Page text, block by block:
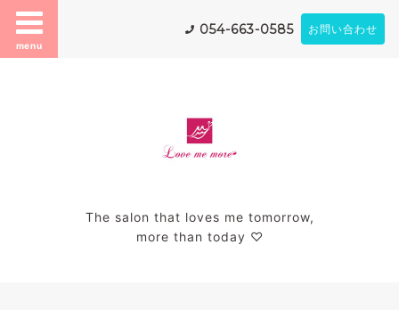
menu
054-663-0585 お問い合わせ
The salon that loves me tomorrow,
more than today ♡